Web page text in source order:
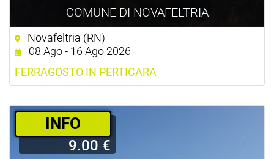
COMUNE DI NOVAFELTRIA
Novafeltria (RN)
08 Ago - 16 Ago 2026
FERRAGOSTO IN PERTICARA
­INFO
9.00 €